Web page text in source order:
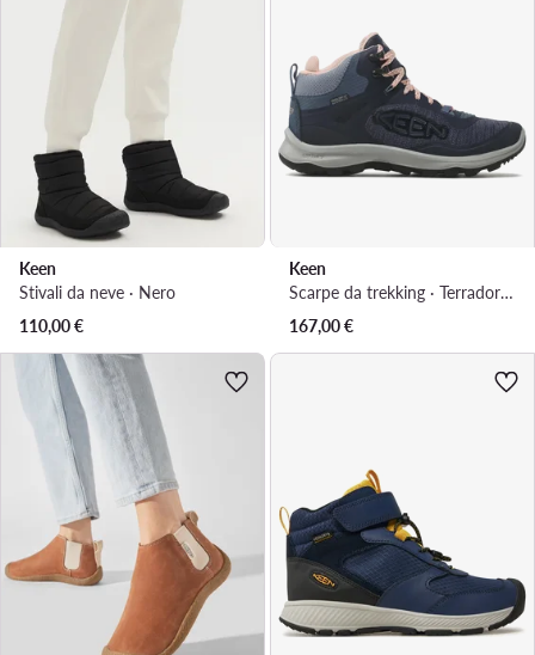
Keen
Stivali da neve · Nero
110,00€
Keen
Scarpe da trekking · Terradora Flex Mid Wp W 1026877 · Blu scuro
167,00€